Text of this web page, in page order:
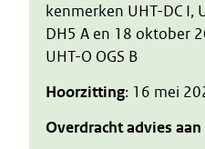
kenmerken UHT-DC I,
DH5 A en 18 oktober
UHT-O OGS B
Hoorzitting: 16 mei
Overdracht advies aan